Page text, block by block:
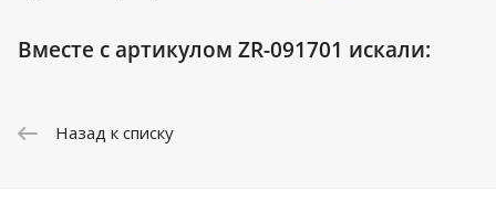
Вместе с артикулом ZR-091701 искали:
Назад к списку